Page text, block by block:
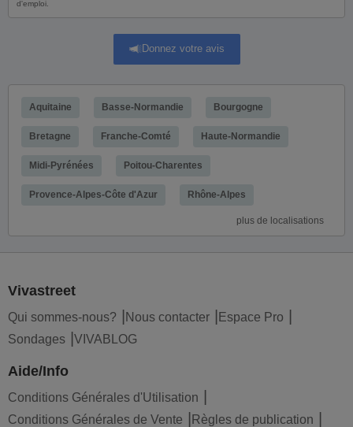
d'emploi.
Donnez votre avis
Aquitaine Basse-Normandie Bourgogne
Bretagne Franche-Comté Haute-Normandie
Midi-Pyrénées Poitou-Charentes
Provence-Alpes-Côte d'Azur Rhône-Alpes
plus de localisations
Vivastreet
Qui sommes-nous? Nous contacter
Espace Pro
Sondages
VIVABLOG
Aide/Info
Conditions Générales d'Utilisation
Conditions Générales de Vente
Règles de publication